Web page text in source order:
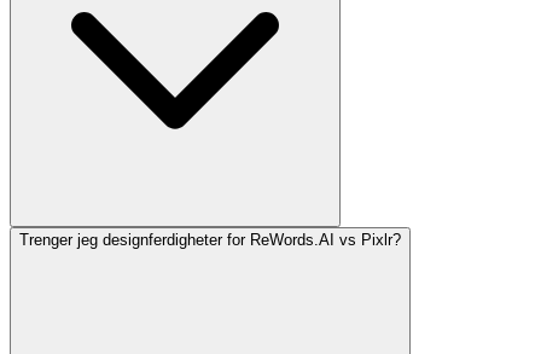
Trenger jeg designferdigheter for ReWords.AI vs Pixlr?